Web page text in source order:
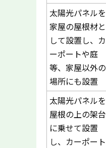
太陽光パネルを
家屋の屋根材と
して設置し、カ
ーポートや庭
等、家屋以外の
場所にも設置
太陽光パネルを
屋根の上の架台
に乗せて設置
し、カーポート